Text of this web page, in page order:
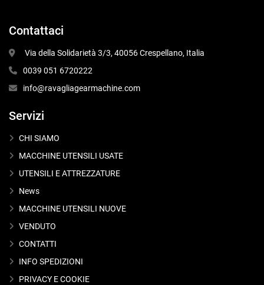
Contattaci
Via della Solidarietà 3/3, 40056 Crespellano, Italia
0039 051 6720222
info@ravagliagearmachine.com
Servizi
CHI SIAMO
MACCHINE UTENSILI USATE
UTENSILI E ATTREZZATURE
News
MACCHINE UTENSILI NUOVE
VENDUTO
CONTATTI
INFO SPEDIZIONI
PRIVACY E COOKIE